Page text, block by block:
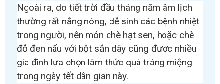
Ngoài ra, do tiết trời đầu tháng năm âm lịch
thường rất nắng nóng, dễ sinh các bệnh nhiệt
trong người, nên món chè hạt sen, hoặc chè
đỗ đen nấu với bột sắn dây cũng được nhiều
gia đình lựa chọn làm thức quà tráng miệng
trong ngày tết dân gian này.